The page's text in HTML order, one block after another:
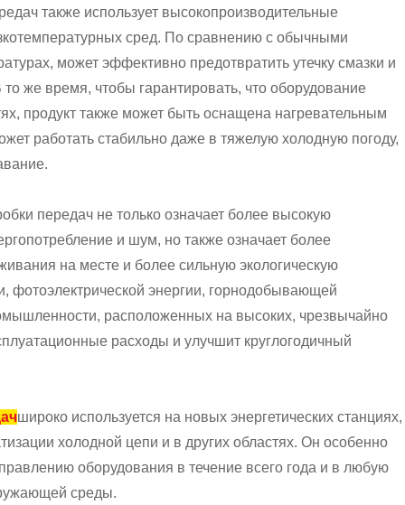
также использует высокопроизводительные
сред. По сравнению с обычными
может эффективно предотвратить утечку смазки и
же время, чтобы гарантировать, что оборудование
продукт также может быть оснащена нагревательным
работать стабильно даже в тяжелую холодную погоду,
передач не только означает более высокую
и шум, но также означает более
на месте и более сильную экологическую
фотоэлектрической энергии, горнодобывающей
расположенных на высоких, чрезвычайно
расходы и улучшит круглогодичный
широко используется на новых энергетических станциях,
холодной цепи и в других областях. Он особенно
оборудования в течение всего года и в любую
среды.